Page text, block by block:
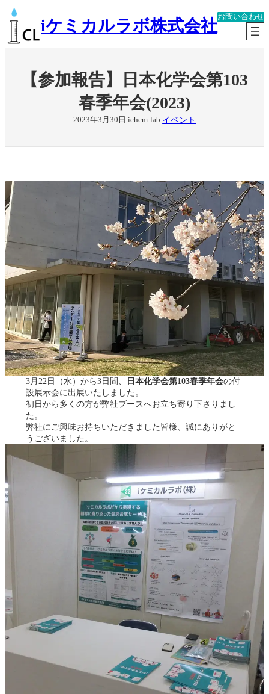
内
容
ス
iケミカルラボ株式会社お問い合わせ
【参加報告】日本化学会第103
春季年会(2023)
2023年3月30日 ichem-lab イベント
3月22日（水）から3日間、 日本化学会第103春季年会の付
設展示会に出展いたしました。
初日から多くの方が弊社ブースへお立ち寄り下さりまし
た。
弊社にご興味お持ちいただきました皆様、誠にありがと
うございました。